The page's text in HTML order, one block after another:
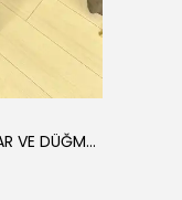
BLUZUNUN ÖNÜ TAŞ AKSESUAR VE DÜĞME DETAYLI ETEĞİ YANDAN DÜĞMELİ CUPRA TAKIM